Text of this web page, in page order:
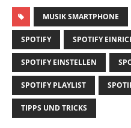
MUSIK SMARTPHONE
SPOTIFY SPOTIFY
SPOTIFY EINSTELLEN
SPOTIFY PLAYLIST
TIPPS UND TRICKS